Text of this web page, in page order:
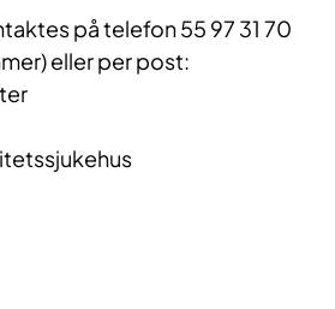
på telefon 55 97 31 70
eller per post: